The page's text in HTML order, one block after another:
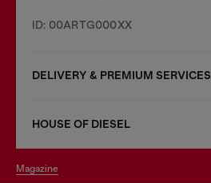
ID: 00ARTG000XX
DELIVERY & PREMIUM SERVICES
HOUSE OF DIESEL
magazine